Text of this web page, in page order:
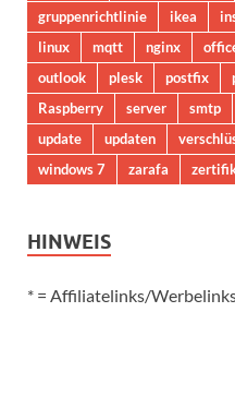
gruppenrichtlinie
ikea
linux
mqtt nginx
outlook
plesk postfix
Raspberry
server smtp
update
updaten
windows 7
zarafa
HINWEIS
* = Affiliatelinks/